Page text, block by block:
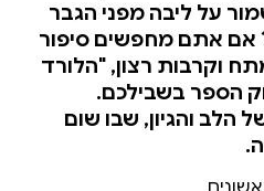
על ליבה מפני הגבר
אם אתם מחפשים סיפור
וקרבות רצון, "הלורד
הספר בשבילכם.
הלב והגיון, שבו שום